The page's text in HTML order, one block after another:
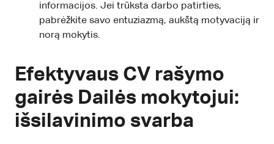
informacijos. Jei trūksta darbo patirties,
pabrėžkite savo entuziazmą, aukštą motyvaciją ir
norą mokytis.
Efektyvaus CV rašymo
gairės Dailės mokytojui:
išsilavinimo svarba